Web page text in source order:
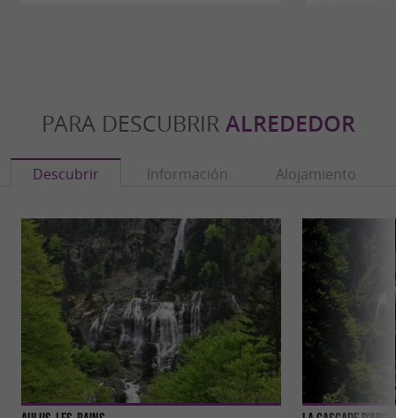
PARA DESCUBRIR ALREDEDOR
Descubrir Información Alojamiento